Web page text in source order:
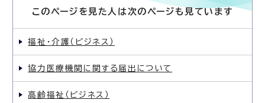
このページを見た人は次のページも見ています
福祉・介護（ビジネス）
協力医療機関に関する届出について
高齢福祉（ビジネス）